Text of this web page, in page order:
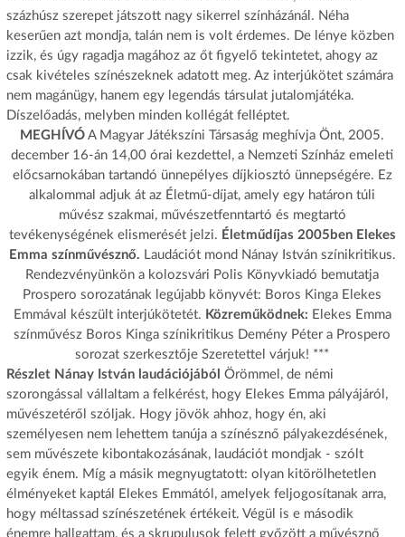
százhúsz szerepet játszott nagy sikerrel színházánál. Néha
keserűen azt mondja, talán nem is volt érdemes. De lénye közben
izzik, és úgy ragadja magához az őt figyelő tekintetet, ahogy az
csak kivételes színészeknek adatott meg. Az interjúkötet számára
nem magánügy, hanem egy legendás társulat jutalomjátéka.
Díszelőadás, melyben minden kollégát felléptet.
MEGHÍVÓ A Magyar Játékszíni Társaság meghívja Önt, 2005.
december 16-án 14,00 órai kezdettel, a Nemzeti Színház emeleti
előcsarnokában tartandó ünnepélyes díjkiosztó ünnepségére. Ez
alkalommal adjuk át az Életmű-díjat, amely egy határon túli
művész szakmai, művészetfenntartó és megtartó
tevékenységének elismerését jelzi. Életműdíjas 2005ben Elekes
Emma színművésznő. Laudációt mond Nánay István színikritikus.
Rendezvényünkön a kolozsvári Polis Könyvkiadó bemutatja
Prospero sorozatának legújabb könyvét: Boros Kinga Elekes
Emmával készült interjúkötetét. Közreműködnek: Elekes Emma
színművész Boros Kinga színikritikus Demény Péter a Prospero
sorozat szerkesztője Szeretettel várjuk! ***
Részlet Nánay István laudációjából Örömmel, de némi
szorongással vállaltam a felkérést, hogy Elekes Emma pályájáról,
művészetéről szóljak. Hogy jövök ahhoz, hogy én, aki
személyesen nem lehettem tanúja a színésznő pályakezdésének,
sem művészete kibontakozásának, laudációt mondjak - szólt
egyik énem. Míg a másik megnyugtatott: olyan kitörölhetetlen
élményeket kaptál Elekes Emmától, amelyek feljogosítanak arra,
hogy méltassad színészetének értékeit. Végül is e második
énemre hallgattam, és a skrupulusok felett győzött a művésznő